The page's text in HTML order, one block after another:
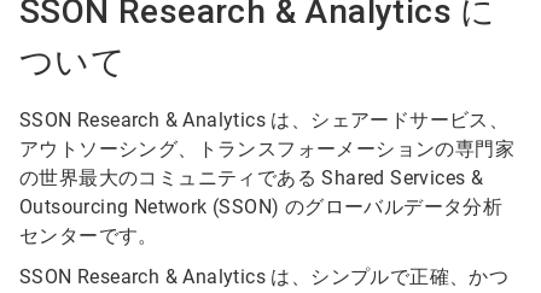
SSON Research & Analytics に
ついて
SSON Research & Analytics は、シェアードサービス、
アウトソーシング、トランスフォーメーションの専門家
の世界最大のコミュニティである Shared Services &
Outsourcing Network (SSON) のグローバルデータ分析
センターです。
SSON Research & Analytics は、シンプルで正確、かつ